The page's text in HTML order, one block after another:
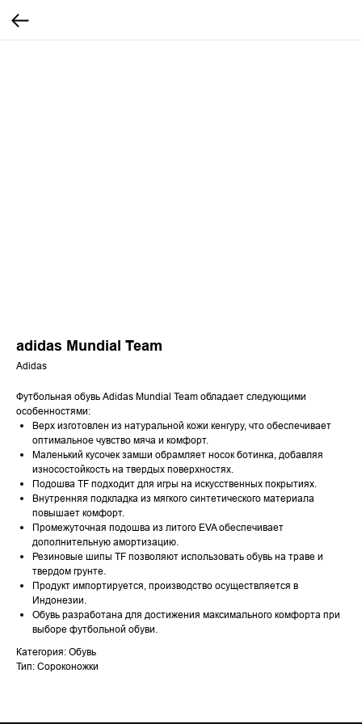
adidas Mundial Team
Adidas
Футбольная обувь Adidas Mundial Team обладает следующими
особенностями:
Верх изготовлен из натуральной кожи кенгуру, что обеспечивает
оптимальное чувство мяча и комфорт.
Маленький кусочек замши обрамляет носок ботинка, добавляя
износостойкость на твердых поверхностях.
Подошва TF подходит для игры на искусственных покрытиях.
Внутренняя подкладка из мягкого синтетического материала
повышает комфорт.
Промежуточная подошва из литого EVA обеспечивает
дополнительную амортизацию.
Резиновые шипы TF позволяют использовать обувь на траве и
твердом грунте.
Продукт импортируется, производство осуществляется в
Индонезии.
Обувь разработана для достижения максимального комфорта при
выборе футбольной обуви.
Категория: Обувь
Тип: Сороконожки